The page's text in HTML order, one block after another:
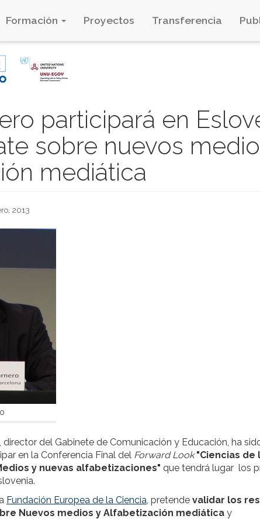
Formación Proyectos Transferencia
participará en
sobre nuevos
mediática
2013
director del Gabinete de Comunicación y Educación, ha
en la Conferencia Final del Forward Look "Ciencias de
y nuevas alfabetizaciones" que tendrá lugar los
Fundación Europea de la Ciencia, pretende validar los
Nuevos medios y Alfabetización mediática y